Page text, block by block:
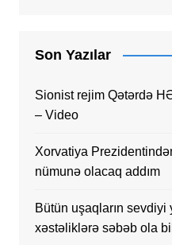
Son Yazılar
Sionist rejim Qətərdə
– Video
Xorvatiya
nümunə olacaq addım
Bütün uşaqların sevdiyi
xəstəliklərə səbəb ola